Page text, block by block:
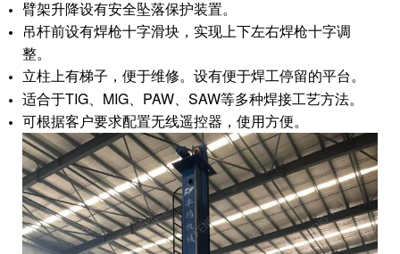
臂架升降设有安全坠落保护装置。
吊杆前设有焊枪十字滑块，实现上下左右焊枪十字调
整。
立柱上有梯子，便于维修。设有便于焊工停留的平台。
适合于TIG、MIG、 PAW、 SAW等多种焊接工艺方法。
可根据客户要求配置无线遥控器，使用方便。